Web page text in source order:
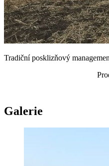
Tradiční posklizňový
Galerie